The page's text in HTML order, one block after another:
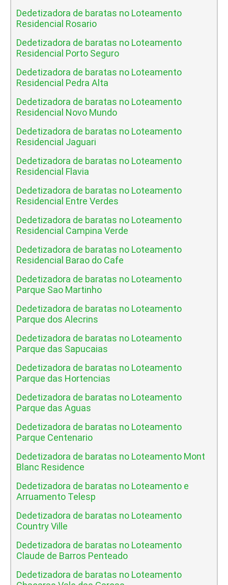
Dedetizadora de baratas no Loteamento
Residencial Rosario
Dedetizadora de baratas no Loteamento
Residencial Porto Seguro
Dedetizadora de baratas no Loteamento
Residencial Pedra Alta
Dedetizadora de baratas no Loteamento
Residencial Novo Mundo
Dedetizadora de baratas no Loteamento
Residencial Jaguari
Dedetizadora de baratas no Loteamento
Residencial Flavia
Dedetizadora de baratas no Loteamento
Residencial Entre Verdes
Dedetizadora de baratas no Loteamento
Residencial Campina Verde
Dedetizadora de baratas no Loteamento
Residencial Barao do Cafe
Dedetizadora de baratas no Loteamento
Parque Sao Martinho
Dedetizadora de baratas no Loteamento
Parque dos Alecrins
Dedetizadora de baratas no Loteamento
Parque das Sapucaias
Dedetizadora de baratas no Loteamento
Parque das Hortencias
Dedetizadora de baratas no Loteamento
Parque das Aguas
Dedetizadora de baratas no Loteamento
Parque Centenario
Dedetizadora de baratas no Loteamento Mont
Blanc Residence
Dedetizadora de baratas no Loteamento e
Arruamento Telesp
Dedetizadora de baratas no Loteamento
Country Ville
Dedetizadora de baratas no Loteamento
Claude de Barros Penteado
Dedetizadora de baratas no Loteamento